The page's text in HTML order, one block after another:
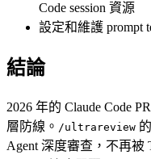
Code session 資源
設定和維護 prompt
結論
2026 年的 Claude Code
層防線。 /ultrareview
Agent 深度審查，不再被